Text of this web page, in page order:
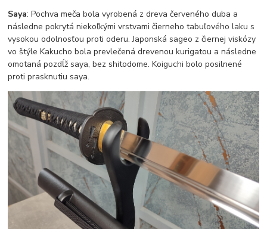
Saya: Pochva meča bola vyrobená z dreva červeného duba a
následne pokrytá niekoľkými vrstvami čierneho tabuľového laku s
vysokou odolnosťou proti oderu. Japonská sageo z čiernej viskózy
vo štýle Kakucho bola prevlečená drevenou kurigatou a následne
omotaná pozdĺž saya, bez shitodome. Koiguchi bolo posilnené
proti prasknutiu saya.